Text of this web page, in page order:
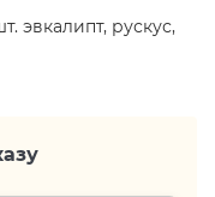
эвкалипт, рускус,